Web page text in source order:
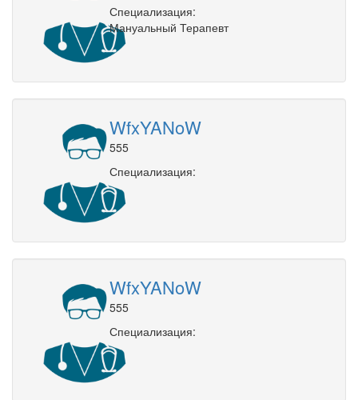
Специализация:
Мануальный Терапевт
WfxYANoW
555
Специализация:
WfxYANoW
555
Специализация: